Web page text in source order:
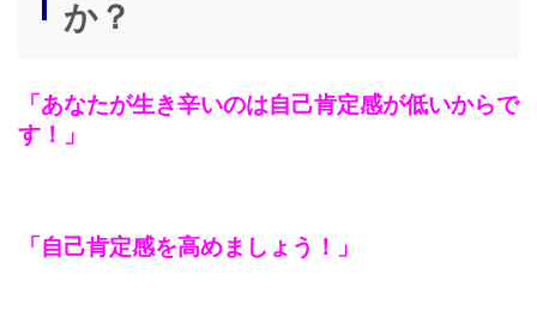
か？
「あなたが生き辛いのは自己肯定感が低いからで
す！」
「自己肯定感を高めましょう！」